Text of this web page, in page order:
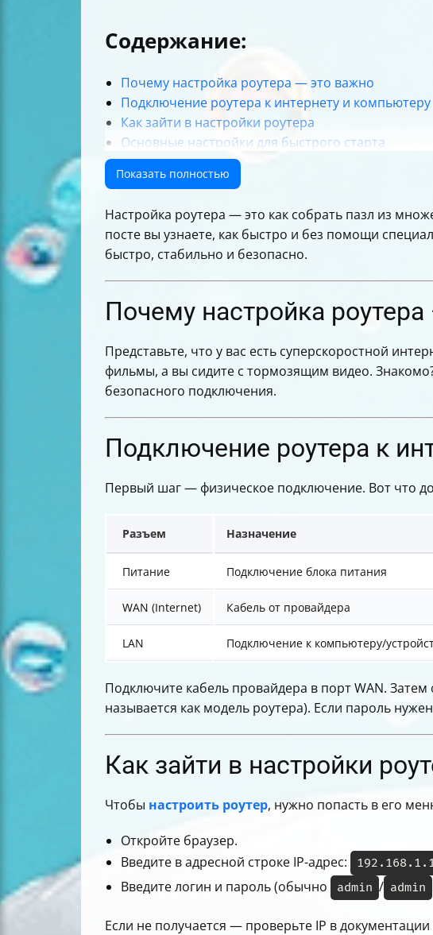
Содержание:
Почему настройка роутера — это важно
Подключение роутера к интернету и компьютеру
Как зайти в настройки роутера
Основные настройки для быстрого старта
Почему важно менять пароли
Как выбрать место для роутера
Что делать, если компьютер не подключается к
Таблица сравнения стандартов Wi-Fi
Итог
Показать полностью
Настройка роутера — это как собрать пазл из
посте вы узнаете, как быстро и без помощи
быстро, стабильно и безопасно.
Почему настройка
Представьте, что у вас есть суперскоростной
фильмы, а вы сидите с тормозящим видео.
безопасного подключения.
Подключение роутера к
Первый шаг — физическое подключение. Вот что
Разъем Назначение
Питание Подключение блока питания
WAN (Internet) Кабель от провайдера
LAN Подключение к компьютеру/
Подключите кабель провайдера в порт WAN.
называется как модель роутера). Если пароль
Как зайти в настройки
Чтобы настроить роутер, нужно попасть в его
Откройте браузер.
Введите в адресной строке IP-адрес:
Введите логин и пароль (обычно
admin / admin
Если не получается — проверьте IP в